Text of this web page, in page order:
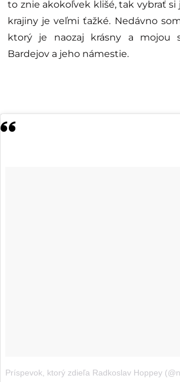
to znie akokoľvek klišé, tak vybrať si
krajiny je veľmi ťažké. Nedávno
ktorý je naozaj krásny a mojou
Bardejov a jeho námestie.
Príspevok, ktorý zdieľa Radkoslav Hoppey